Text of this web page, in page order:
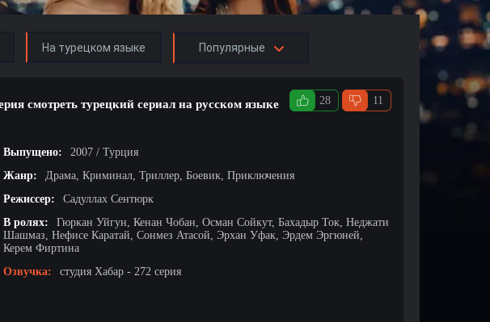
На турецком языке Популярные
смотреть турецкий сериал на русском языке 28 11
Выпущено:
2007 / Турция
Жанр:
Драма, Криминал, Триллер, Боевик, Приключения
Режиссер:
Садуллах Сентюрк
В ролях:
Гюркан Уйгун, Кенан Чобан, Осман Сойкут, Бахадыр Ток, Неджати
Шашмаз, Нефисе Каратай, Сонмез Атасой, Эрхан Уфак, Эрдем Эргюней,
Керем Фиртина
Озвучка:
студия Хабар - 272 серия